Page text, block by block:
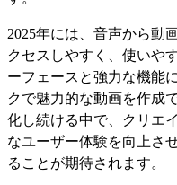
2025年には、音声から動
クセスしやすく、使いや
ーフェースと強力な機能
クで魅力的な動画を作成
化し続ける中で、クリエ
なユーザー体験を向上さ
ることが期待されます。